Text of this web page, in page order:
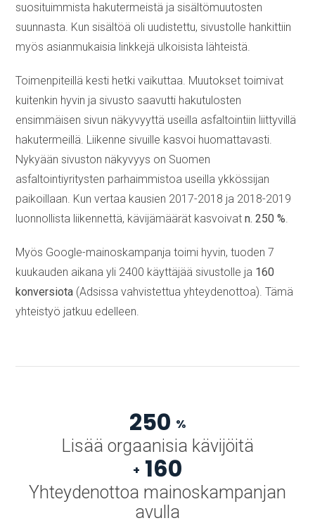
suosituimmista hakutermeistä ja sisältömuutosten
suunnasta. Kun sisältöä oli uudistettu, sivustolle hankittiin
myös asianmukaisia linkkejä ulkoisista lähteistä.
Toimenpiteillä kesti hetki vaikuttaa. Muutokset toimivat
kuitenkin hyvin ja sivusto saavutti hakutulosten
ensimmäisen sivun näkyvyyttä useilla asfaltointiin liittyvillä
hakutermeillä. Liikenne sivuille kasvoi huomattavasti.
Nykyään sivuston näkyvyys on Suomen
asfaltointiyritysten parhaimmistoa useilla ykkössijan
paikoillaan. Kun vertaa kausien 2017-2018 ja 2018-2019
luonnollista liikennettä, kävijämäärät kasvoivatn. 250 %.
Myös Google-mainoskampanja toimi hyvin, tuoden 7
kuukauden aikana yli 2400 käyttäjää sivustolle ja 160
konversiota (Adsissa vahvistettua yhteydenottoa). Tämä
yhteistyö jatkuu edelleen.
250 %
Lisää orgaanisia kävijöitä
+ 160
Yhteydenottoa mainoskampanjan
avulla